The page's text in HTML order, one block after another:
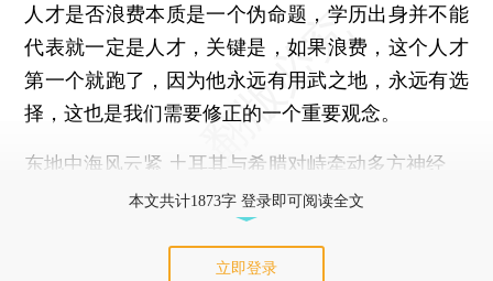
人才是否浪费本质是一个伪命题，学历出身并不能
代表就一定是人才，关键是，如果浪费，这个人才
第一个就跑了，因为他永远有用武之地，永远有选
择，这也是我们需要修正的一个重要观念。
东地中海风云紧 土耳其与希腊对峙牵动多方神经
本文共计1873字 登录即可阅读全文
立即登录